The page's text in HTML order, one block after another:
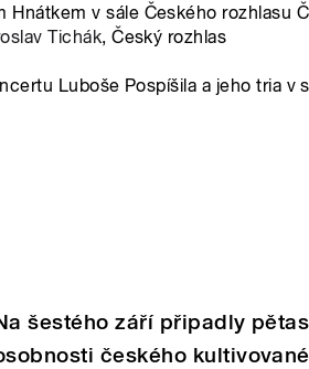
Hnátkem v sále Českého rozhlasu
Tichák, Český rozhlas
Luboše Pospíšila a jeho tria v
šestého září připadly
českého